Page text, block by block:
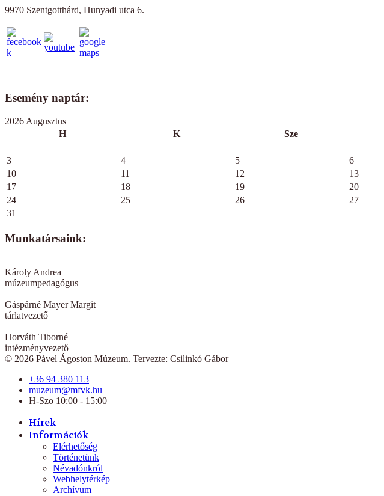
9970 Szentgotthárd, Hunyadi utca 6.
Esemény naptár:
2026 Augusztus
H
K Sze
3
4 5 6
10
11 12 13
17
18 19 20
24
25 26 27
31
Munkatársaink:
Károly Andrea
múzeumpedagógus
Gáspárné Mayer Margit
tárlatvezető
Horváth Tiborné
intézményvezető
© 2026 Pável Ágoston Múzeum. Tervezte: Csilinkó Gábor
+36 94 380 113
muzeum@mfvk.hu
H-Szo 10:00 - 15:00
Hírek
Információk
Elérhetőség
Történetünk
Névadónkról
Webhelytérkép
Archívum